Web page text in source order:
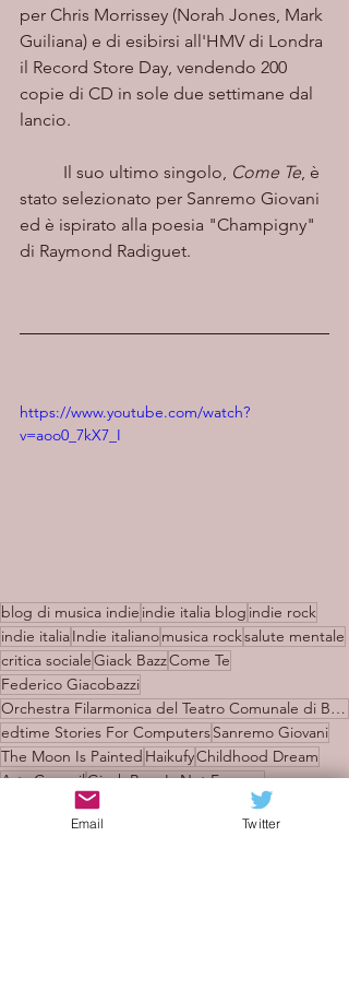
per Chris Morrissey (Norah Jones, Mark
Guiliana) e di esibirsi all'HMV di Londra
il Record Store Day, vendendo 200
copie di CD in sole due settimane dal
	Il suo ultimo singolo,
Come Te, è
stato selezionato per Sanremo Giovani
ed è ispirato alla poesia "Champigny"
di Raymond Radiguet.
https://www.youtube.com/watch?
v=aoo0_7kX7_I
blog di musica indie indie italia blog indie rock
indie italiaIndie italianomusica rocksalute mentale
critica socialeGiack BazzCome Te
Federico Giacobazzi
Orchestra Filarmonica del Teatro Comunale di Bologna
edtime Stories For ComputersSanremo Giovani
The Moon Is Painted HaikufyChildhood Dream
Arts CouncilGiack Bazz Is Not Famous
Impression A.I.
Just a Little Bit More Famous
RecensioniEmail Twitter